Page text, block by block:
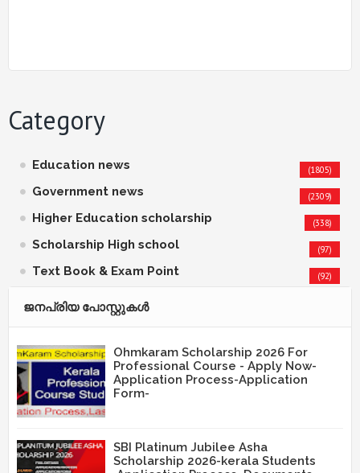
Category
Education news (1805)
Government news (2309)
Higher Education scholarship (338)
Scholarship High school (97)
Text Book & Exam Point (92)
ജനപ്രിയ പോസ്റ്റുകള്‍‌
Ohmkaram Scholarship 2026 For
Professional Course - Apply Now-
Application Process-Application
Form-
SBI Platinum Jubilee Asha
Scholarship 2026-kerala Students